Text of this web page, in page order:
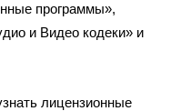
программы»,
и Видео кодеки» и
лицензионные